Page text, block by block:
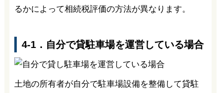
るかによって相続税評価の方法が異なります。
4-1．自分で貸駐車場を運営している場合
土地の所有者が自分で駐車場設備を整備して貸駐